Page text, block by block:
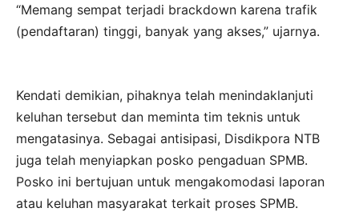
“Memang sempat terjadi brackdown karena trafik
(pendaftaran) tinggi, banyak yang akses,” ujarnya.
Kendati demikian, pihaknya telah menindaklanjuti
keluhan tersebut dan meminta tim teknis untuk
mengatasinya. Sebagai antisipasi, Disdikpora NTB
juga telah menyiapkan posko pengaduan SPMB.
Posko ini bertujuan untuk mengakomodasi laporan
atau keluhan masyarakat terkait proses SPMB.